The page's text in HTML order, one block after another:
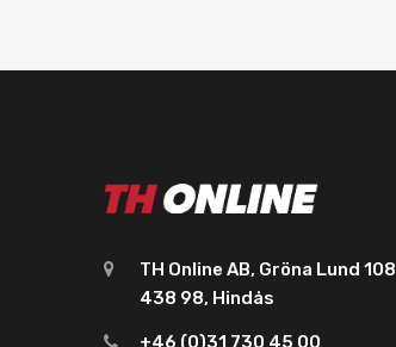
TH Online AB, Gröna Lund 108
438 98, Hindås
+46 (0)31 730 45 00